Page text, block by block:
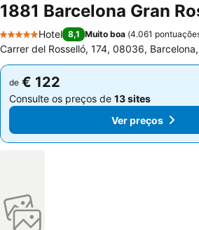
1881 Barcelona Gran
5 Estrelas
Hotel 8,1 Muito boa (4.061
Carrer del Rosselló, 174, 08036,
de € 122
Consulte os preços de 13 sites
Ver preços
de € 122
Consulte os preços de 13 sites
Ver preços